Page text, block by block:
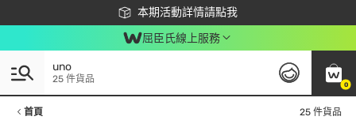
本期活動詳情請點我
下載app最高回饋$350
屈臣氏線上服務
0
uno
25 件貨品
首頁 25 件貨品